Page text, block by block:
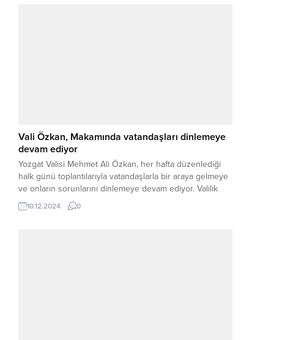
Vali Özkan, Makamında vatandaşları dinlemeye
devam ediyor
Yozgat Valisi Mehmet Ali Özkan, her hafta düzenlediği
halk günü toplantılarıyla vatandaşlarla bir araya gelmeye
ve onların sorunlarını dinlemeye devam ediyor. Valilik
makamında gerçekleştirilen görüşmelerde, vatandaşlar
dile getirdikleri talepler ve şikayetler hakkında Vali
10.12.2024 0